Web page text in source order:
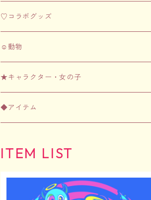
♡コラボグッズ
☺︎動物
☺︎フェレット
アパレル
アクリルグッズ
☺︎齧歯類（ハムスター・チンチラなど）
★キャラクター・女の子
★ちむずモンスター
◆アイテム
ポストカード&ステッカーセット
ITEM LIST